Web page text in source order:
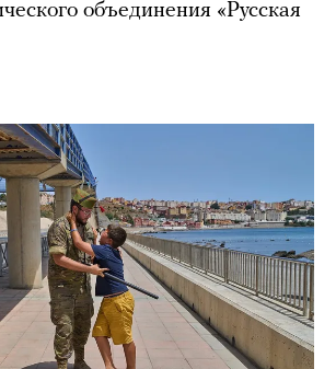
объединения «Русская